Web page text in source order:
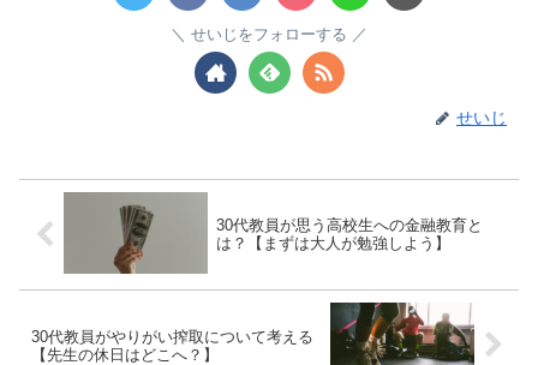
せいじをフォローする
せいじ
30代教員が思う高校生への金融教育と
は？【まずは大人が勉強しよう】
30代教員がやりがい搾取について考える
【先生の休日はどこへ？】